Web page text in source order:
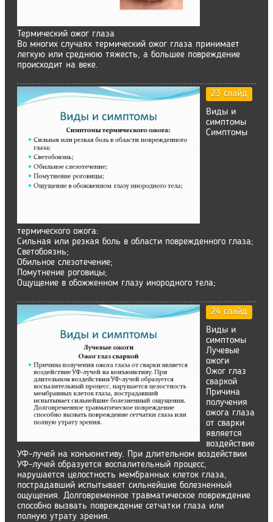
Термический ожог глаза
Во многих случаях термический ожог глаза принимает
легкую или среднюю тяжесть, а большее повреждение
происходит на веке.
23 слайд
Виды и
симптомы
Симптомы
термического ожога:
Сильная или резкая боль в области поврежденного глаза;
Светобоязнь;
Обильное слезотечение;
Помутнение роговицы;
Ощущение в обожженном глазу инородного тела;
24 слайд
Виды и
симптомы
Лучевые
ожоги
Ожог глаз
сваркой
Причина
получения
ожога глаза
от сварки
является
воздействие
УФ-лучей на конъюнктиву. При длительном воздействии
УФ-лучей образуется воспалительный процесс,
нарушается целостность мембранных клеток глаза,
пострадавший испытывает сильнейшие болезненный
ощущения. Долговременное травматическое повреждение
способно вызвать повреждение сетчатки глаза или
полную утрату зрения.